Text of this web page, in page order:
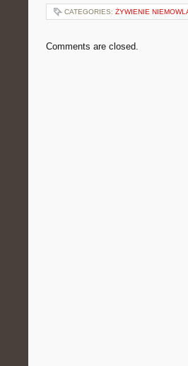
CATEGORIES: ŻYWIENIE
Comments are closed.